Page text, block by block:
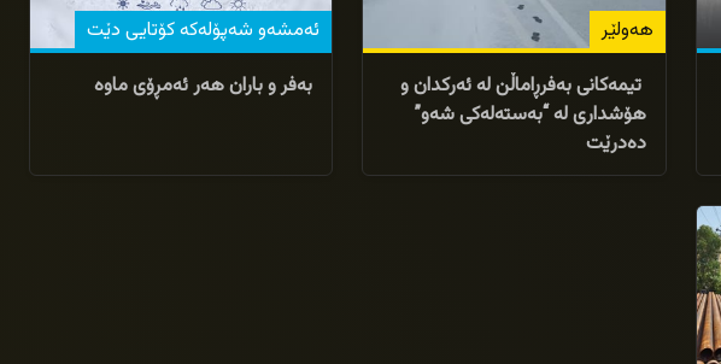
هەولێر
تیمەکانی بەفرڕاماڵن لە ئەرکدان و
هۆشداری لە “بەستەلەکی شەو”
دەدرێت
ئەمشەو شەپۆلەکە کۆتایی دێت
بەفر و باران هەر ئەمڕۆی ماوە